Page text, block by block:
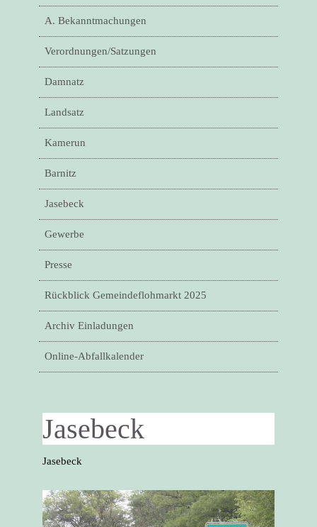
A. Bekanntmachungen
Verordnungen/Satzungen
Damnatz
Landsatz
Kamerun
Barnitz
Jasebeck
Gewerbe
Presse
Rückblick Gemeindeflohmarkt 2025
Archiv Einladungen
Online-Abfallkalender
Jasebeck
Jasebeck